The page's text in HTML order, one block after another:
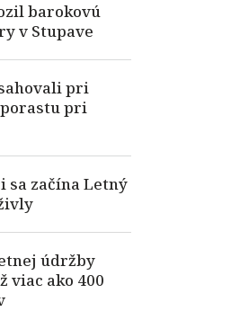
barokovú
v Stupave
pri
pri
sa začína Letný
údržby
viac ako 400